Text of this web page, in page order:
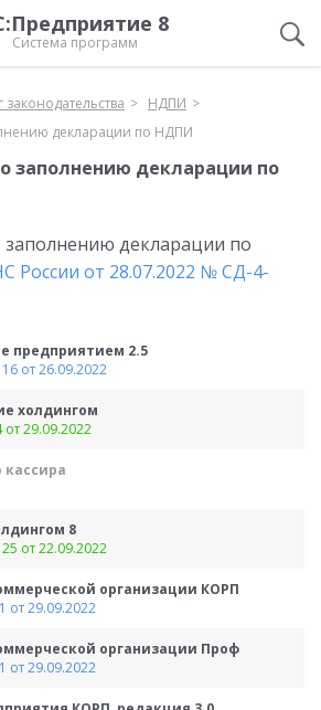
8
Система программ
НДПИ
декларации по НДПИ
заполнению декларации по
декларации по
России от 28.07.2022 № СД-4-
предприятием 2.5
от 26.09.2022
холдингом
29.09.2022
кассира
8
от 22.09.2022
организации КОРП
от 29.09.2022
организации Проф
от 29.09.2022